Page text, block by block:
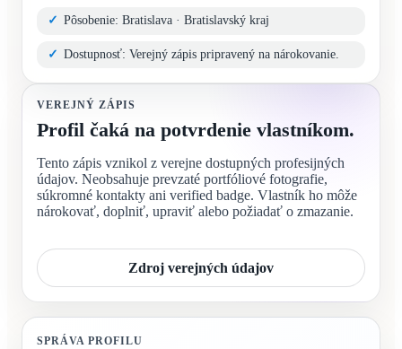
Pôsobenie: Bratislava · Bratislavský kraj
Dostupnosť: Verejný zápis pripravený na nárokovanie.
VEREJNÝ ZÁPIS
Profil čaká na potvrdenie vlastníkom.
Tento zápis vznikol z verejne dostupných profesijných
údajov. Neobsahuje prevzaté portfóliové fotografie,
súkromné kontakty ani verified badge. Vlastník ho môže
nárokovať, doplniť, upraviť alebo požiadať o zmazanie.
Zdroj verejných údajov
SPRÁVA PROFILU